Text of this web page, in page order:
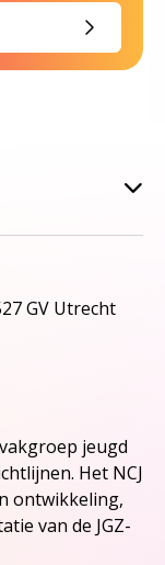
GV Utrecht
jeugd
Het NCJ
ontwikkeling,
van de JGZ-